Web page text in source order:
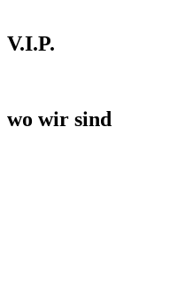
V.I.P.
wo wir sind